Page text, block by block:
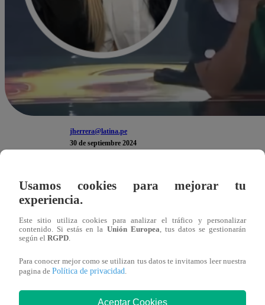
jherrera@latina.pe
30 de septiembre 2024
Falta poco para que acabe el tiempo y los participantes
desesperación por tener que llegar con todo
sartén cocinando.
ocurrió.“Erick, no. Erick vuelve”,
Usamos cookies para mejorar tu
experiencia.
Este sitio utiliza cookies para analizar el tráfico y personalizar
contenido. Si estás en la Unión Europea, tus datos se gestionarán
según el RGPD.
Para conocer mejor como se utilizan tus datos te invitamos leer nuestra
pagina de Política de privacidad.
Aceptar Cookies